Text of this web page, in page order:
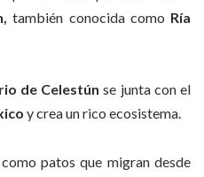
también conocida como Ría
de Celestún se junta con el
y crea un rico ecosistema.
patos que migran desde